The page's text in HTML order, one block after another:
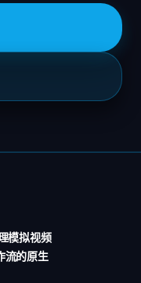
模拟视频
流的原生